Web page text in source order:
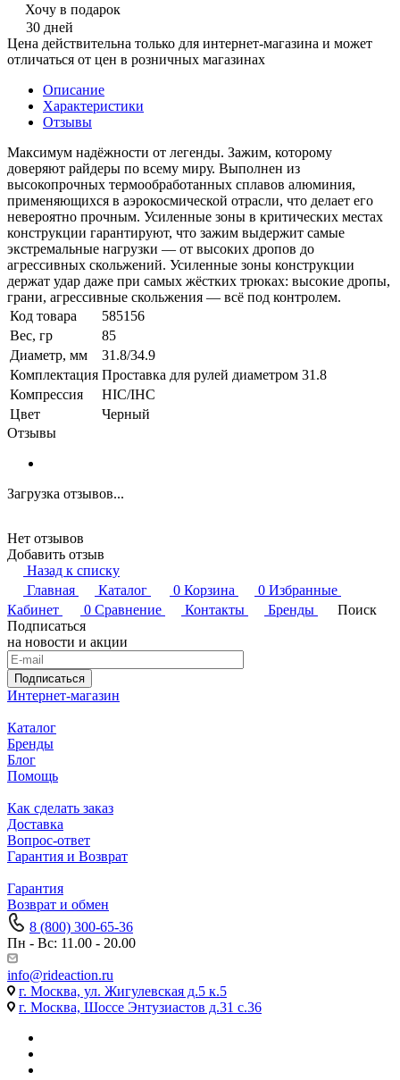
Хочу в подарок
30 дней
Цена действительна только для интернет-магазина и может
отличаться от цен в розничных магазинах
Описание
Характеристики
Отзывы
Максимум надёжности от легенды. Зажим, которому
доверяют райдеры по всему миру. Выполнен из
высокопрочных термообработанных сплавов алюминия,
применяющихся в аэрокосмической отрасли, что делает его
невероятно прочным. Усиленные зоны в критических местах
конструкции гарантируют, что зажим выдержит самые
экстремальные нагрузки — от высоких дропов до
агрессивных скольжений. Усиленные зоны конструкции
держат удар даже при самых жёстких трюках: высокие дропы,
грани, агрессивные скольжения — всё под контролем.
Код товара
585156
Вес, гр
85
Диаметр, мм
31.8/34.9
Комплектация Проставка для рулей диаметром 31.8
Компрессия
HIC/IHC
Цвет
Черный
Отзывы
Загрузка отзывов...
Нет отзывов
Добавить отзыв
Назад к списку
Главная
Каталог 0 Корзина 0 Избранные
Кабинет
0 Сравнение Контакты Бренды
Поиск
Подписаться
на новости и акции
Подписаться
Интернет-магазин
Каталог
Бренды
Блог
Помощь
Как сделать заказ
Доставка
Вопрос-ответ
Гарантия и Возврат
Гарантия
Возврат и обмен
8 (800) 300-65-36
Пн - Вс: 11.00 - 20.00
info@rideaction.ru
г. Москва, ул. Жигулевская д.5 к.5
г. Москва, Шоссе Энтузиастов д.31 с.36